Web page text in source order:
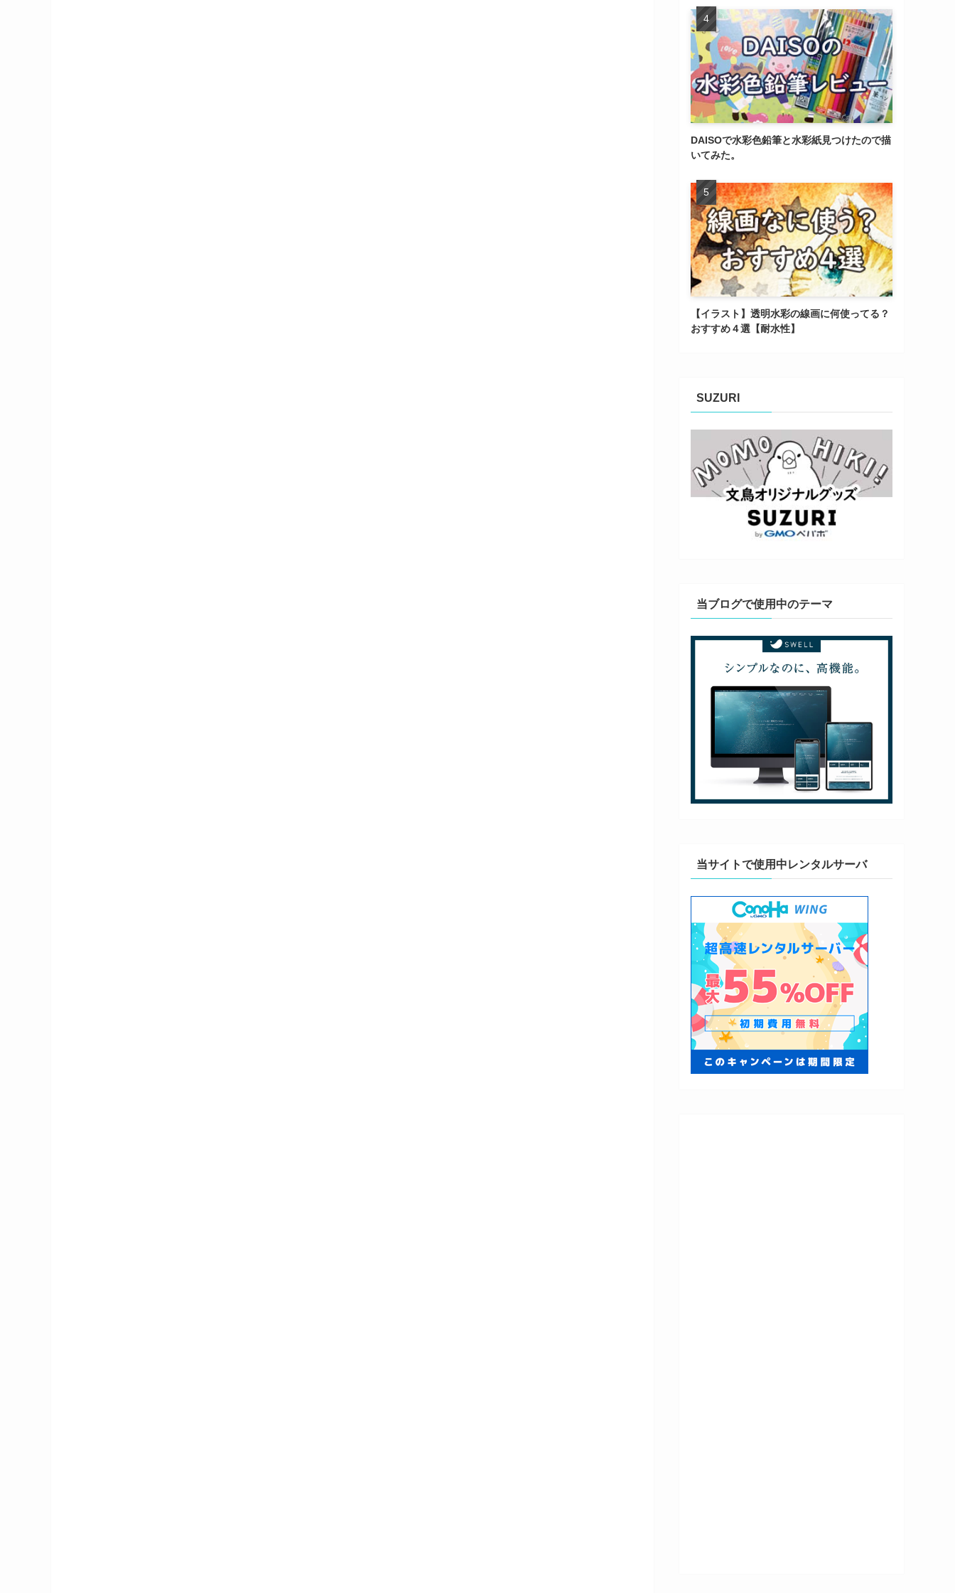
DAISOで水彩色鉛筆と水彩紙見つけたので描
いてみた。
【イラスト】透明水彩の線画に何使ってる？
おすすめ４選【耐水性】
SUZURI
当ブログで使用中のテーマ
当サイトで使用中レンタルサーバ